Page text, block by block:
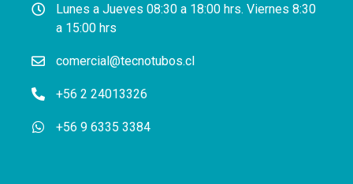
Lunes a Jueves 08:30 a 18:00 hrs. Viernes 8:30
a 15:00 hrs
comercial@tecnotubos.cl
+56 2 24013326
+56 9 6335 3384